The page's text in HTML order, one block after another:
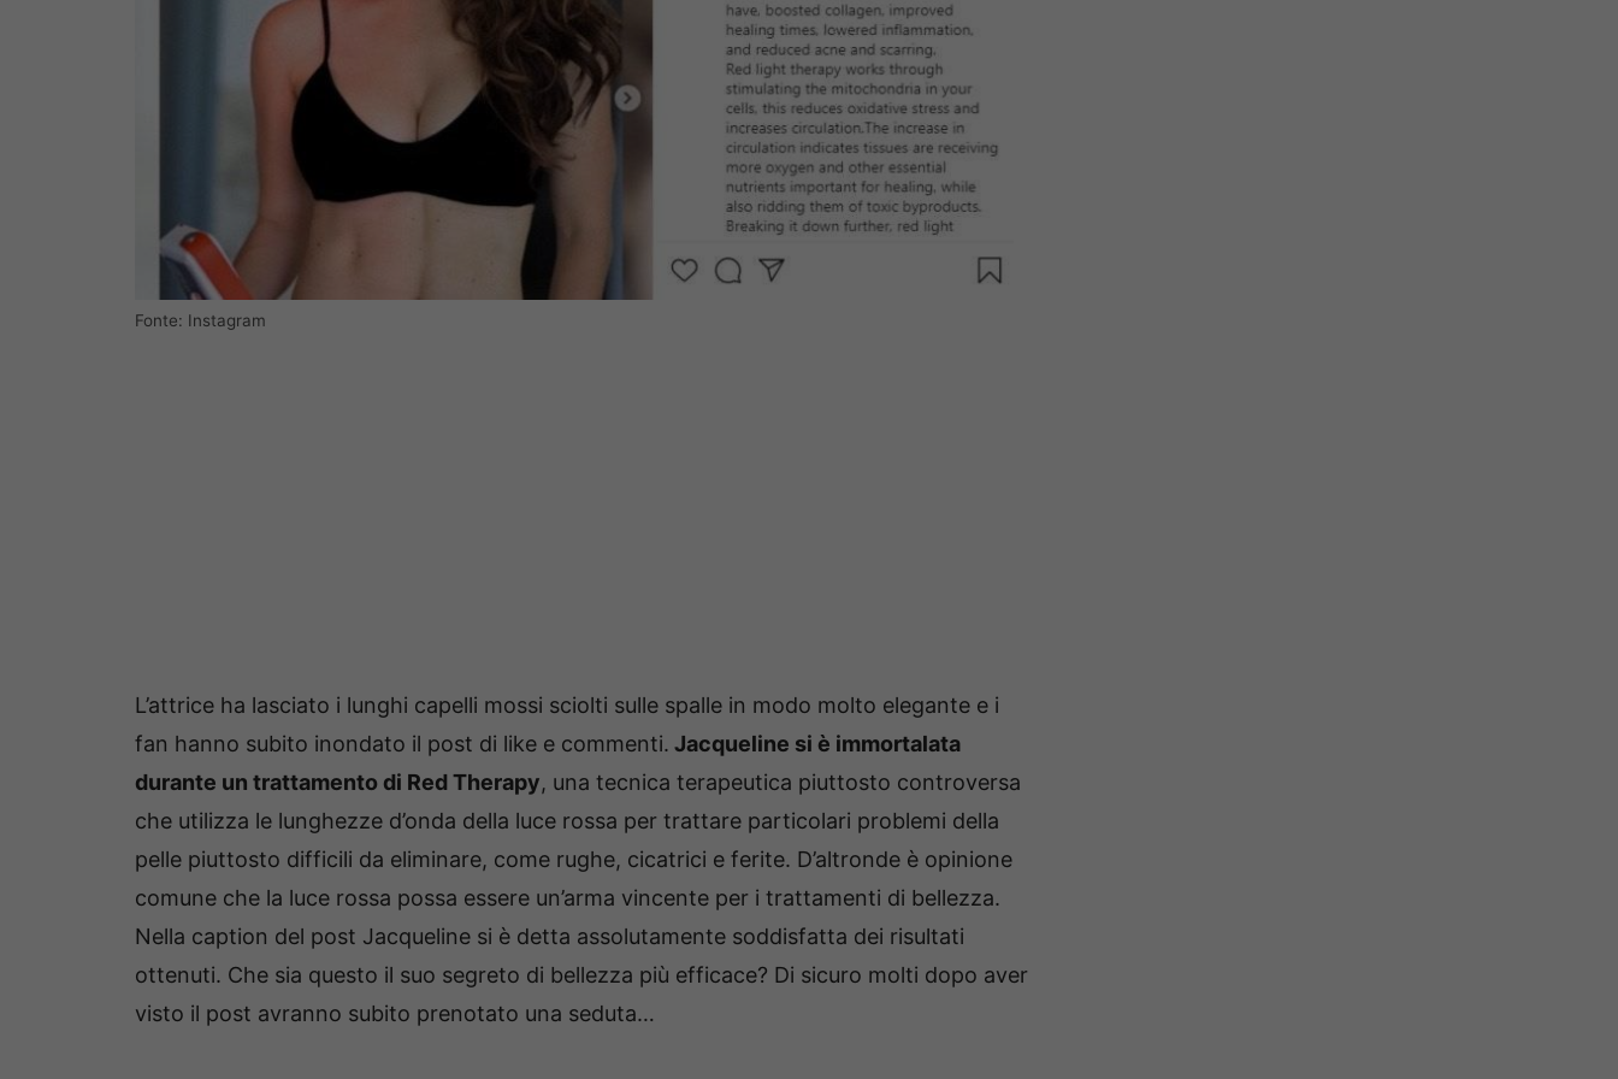
Fonte: Instagram
L’attrice ha lasciato i lunghi capelli mossi sciolti sulle spalle in modo molto elegante e i
fan hanno subito inondato il post di like e commenti. Jacqueline si è immortalata
durante un trattamento di Red Therapy, una tecnica terapeutica piuttosto controversa
che utilizza le lunghezze d’onda della luce rossa per trattare particolari problemi della
pelle piuttosto difficili da eliminare, come rughe, cicatrici e ferite. D’altronde è opinione
comune che la luce rossa possa essere un’arma vincente per i trattamenti di bellezza.
Nella caption del post Jacqueline si è detta assolutamente soddisfatta dei risultati
ottenuti. Che sia questo il suo segreto di bellezza più efficace? Di sicuro molti dopo aver
visto il post avranno subito prenotato una seduta…